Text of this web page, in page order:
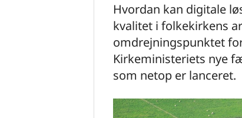
Hvordan kan digitale
kvalitet i folkekirkens
omdrejningspunktet
Kirkeministeriets nye
som netop er lanceret.